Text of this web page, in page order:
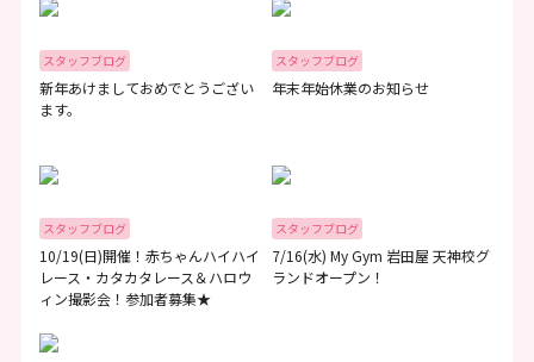
スタッフブログ
新年あけましておめでとうござい
ます。
スタッフブログ
年末年始休業のお知らせ
スタッフブログ
10/19(日)開催！赤ちゃんハイハイ
レース・カタカタレース＆ハロウ
ィン撮影会！参加者募集★
スタッフブログ
7/16(水) My Gym 岩田屋 天神校グ
ランドオープン！